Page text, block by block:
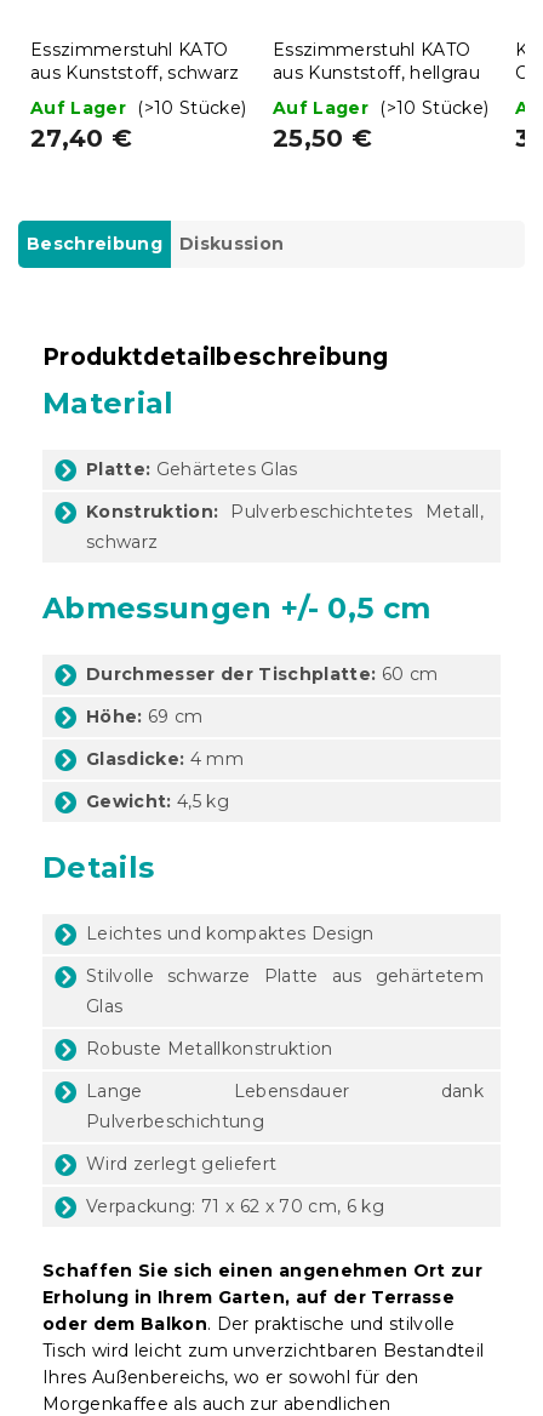
Esszimmerstuhl KATO
aus Kunststoff, schwarz
Auf Lager
(>10 Stücke)
27,40 €
Esszimmerstuhl KATO
aus Kunststoff, hellgrau
Auf Lager
(>10 Stücke)
25,50 €
Beschreibung Diskussion
Produktdetailbeschreibung
Material
Platte: Gehärtetes Glas
Konstruktion: Pulverbeschichtetes Metall,
schwarz
Abmessungen +/- 0,5 cm
Durchmesser der Tischplatte: 60 cm
Höhe: 69 cm
Glasdicke: 4 mm
Gewicht: 4,5 kg
Details
Leichtes und kompaktes Design
Stilvolle schwarze Platte aus gehärtetem
Glas
Robuste Metallkonstruktion
Lange Lebensdauer dank
Pulverbeschichtung
Wird zerlegt geliefert
Verpackung: 71 x 62 x 70 cm, 6 kg
Schaffen Sie sich einen angenehmen Ort zur
Erholung in Ihrem Garten, auf der Terrasse
oder dem Balkon. Der praktische und stilvolle
Tisch wird leicht zum unverzichtbaren Bestandteil
Ihres Außenbereichs, wo er sowohl für den
Morgenkaffee als auch zur abendlichen